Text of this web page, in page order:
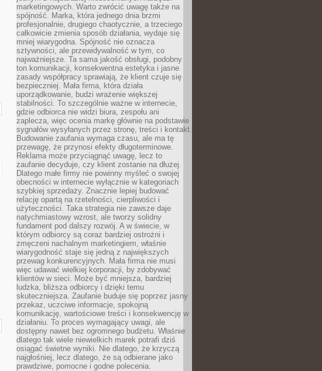
marketingowych. Warto zwrócić uwagę także na
spójność. Marka, która jednego dnia brzmi
profesjonalnie, drugiego chaotycznie, a trzeciego
całkowicie zmienia sposób działania, wydaje się
mniej wiarygodna. Spójność nie oznacza
sztywności, ale przewidywalność w tym, co
najważniejsze. Ta sama jakość obsługi, podobny
ton komunikacji, konsekwentna estetyka i jasne
zasady współpracy sprawiają, że klient czuje się
bezpieczniej. Mała firma, która działa
uporządkowanie, budzi wrażenie większej
stabilności. To szczególnie ważne w internecie,
gdzie odbiorca nie widzi biura, zespołu ani
zaplecza, więc ocenia markę głównie na podstawie
sygnałów wysyłanych przez stronę, treści i kontakt.
Budowanie zaufania wymaga czasu, ale ma tę
przewagę, że przynosi efekty długoterminowe.
Reklama może przyciągnąć uwagę, lecz to
zaufanie decyduje, czy klient zostanie na dłużej.
Dlatego małe firmy nie powinny myśleć o swojej
obecności w internecie wyłącznie w kategoriach
szybkiej sprzedaży. Znacznie lepiej budować
relację opartą na rzetelności, cierpliwości i
użyteczności. Taka strategia nie zawsze daje
natychmiastowy wzrost, ale tworzy solidny
fundament pod dalszy rozwój. A w świecie, w
którym odbiorcy są coraz bardziej ostrożni i
zmęczeni nachalnym marketingiem, właśnie
wiarygodność staje się jedną z największych
przewag konkurencyjnych. Mała firma nie musi
więc udawać wielkiej korporacji, by zdobywać
klientów w sieci. Może być mniejsza, bardziej
ludzka, bliższa odbiorcy i dzięki temu
skuteczniejsza. Zaufanie buduje się poprzez jasny
przekaz, uczciwe informacje, spokojną
komunikację, wartościowe treści i konsekwencję w
działaniu. To proces wymagający uwagi, ale
dostępny nawet bez ogromnego budżetu. Właśnie
dlatego tak wiele niewielkich marek potrafi dziś
osiągać świetne wyniki. Nie dlatego, że krzyczą
najgłośniej, lecz dlatego, że są odbierane jako
prawdziwe, pomocne i godne polecenia.